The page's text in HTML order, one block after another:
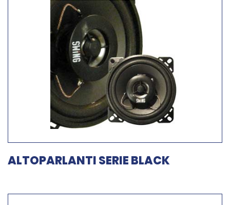
ALTOPARLANTI SERIE BLACK